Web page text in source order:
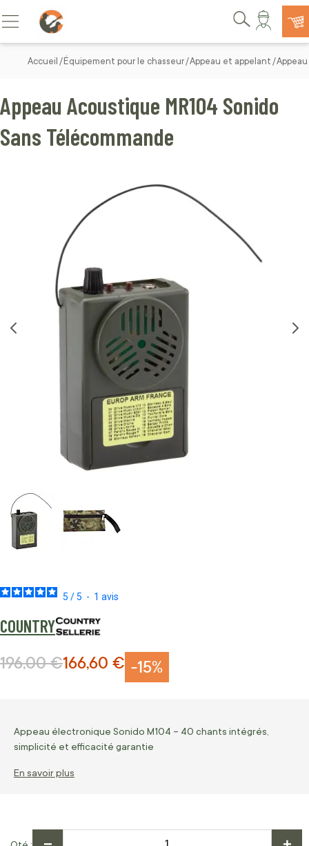
Allez au contenu
Basculer la navigation
Rechercher
Accueil Équipement pour le chasseur Appeau et appelant
5 /5 - 1 avis
COUNTRY
Appeau Acoustique MR104 Sonido
Sans Télécommande
-15%
Prix Spécial
166,60 €
Prix normal
196,00 €
Appeau électronique Sonido M104 – 40 chants intégrés,
simplicité et efficacité garantie
En savoir plus